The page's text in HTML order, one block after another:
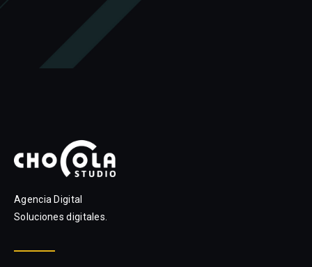
Agencia Digital
Soluciones digitales.